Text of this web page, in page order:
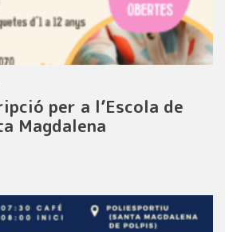
per a l’Escola de
Magdalena